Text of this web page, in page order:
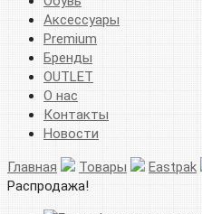
Аксессуары
Premium
Бренды
OUTLET
О нас
Контакты
Новости
Главная Товары Eastpak
Распродажа!